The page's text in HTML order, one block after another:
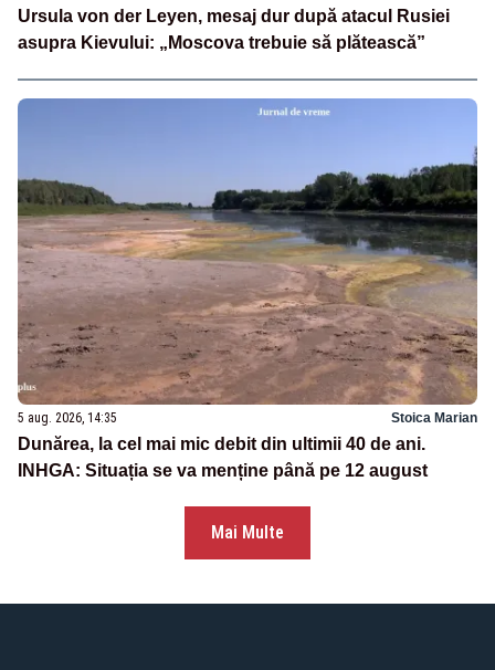
Ursula von der Leyen, mesaj dur după atacul Rusiei
asupra Kievului: „Moscova trebuie să plătească”
5 aug. 2026, 14:35 Stoica Marian
Dunărea, la cel mai mic debit din ultimii 40 de ani.
INHGA: Situația se va menține până pe 12 august
Mai Multe